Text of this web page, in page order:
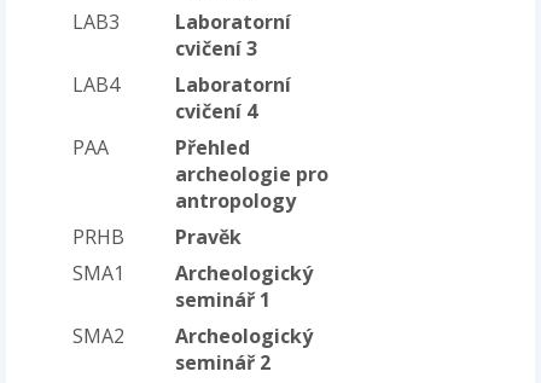
LAB3
Laboratorní
cvičení 3
LAB4
Laboratorní
cvičení 4
PAA
Přehled
archeologie pro
antropology
PRHB
Pravěk
SMA1
Archeologický
seminář 1
SMA2
Archeologický
seminář 2